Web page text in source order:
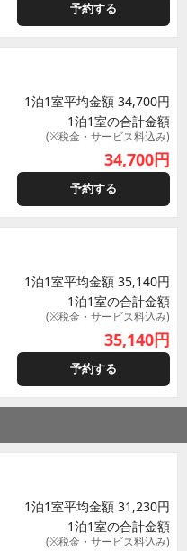
予約する
1泊1室平均金額 34,700円
1泊1室の合計金額
(※税金・サービス料込み)
34,700円
予約する
1泊1室平均金額 35,140円
1泊1室の合計金額
(※税金・サービス料込み)
35,140円
予約する
1泊1室平均金額 31,230円
1泊1室の合計金額
(※税金・サービス料込み)